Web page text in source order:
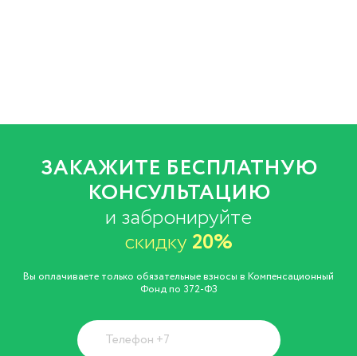
ЗАКАЖИТЕ БЕСПЛАТНУЮ
КОНСУЛЬТАЦИЮ
и забронируйте
скидку 20%
Вы оплачиваете только обязательные взносы в Компенсационный
Фонд по 372-ФЗ